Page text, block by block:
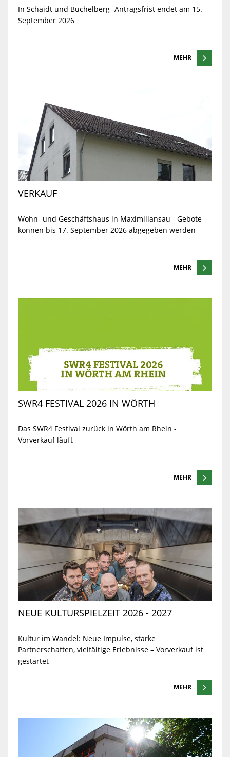
In Schaidt und Büchelberg -Antragsfrist endet am 15.
September 2026
MEHR
VERKAUF
Wohn- und Geschäftshaus in Maximiliansau - Gebote
können bis 17. September 2026 abgegeben werden
MEHR
SWR4 FESTIVAL 2026 IN WÖRTH
Das SWR4 Festival zurück in Wörth am Rhein -
Vorverkauf läuft
MEHR
NEUE KULTURSPIELZEIT 2026 - 2027
Kultur im Wandel: Neue Impulse, starke
Partnerschaften, vielfältige Erlebnisse – Vorverkauf ist
gestartet
MEHR